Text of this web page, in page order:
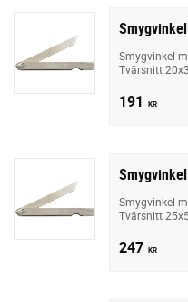
Smygvinkel
Tvärsnitt
191 KR
Smygvinkel
Tvärsnitt
247 KR